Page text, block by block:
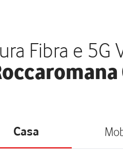
Fibra e 5G
Casa